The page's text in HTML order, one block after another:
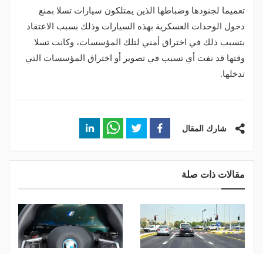
تعميما لجنودها وضباطها الذين يمتلكون سيارات تسلا بمنع
دخول الوحدات العسكرية بهذه السيارات وذلك بسبب الاعتقاد
بتسبب ذلك في اختراق أمني لتلك المؤسسات، وكانت تسلا
وقتها قد نفت أي تسبب في تصوير أو اختراق المؤسسات التي
تدخلها.
شارك المقال
مقالات ذات صلة